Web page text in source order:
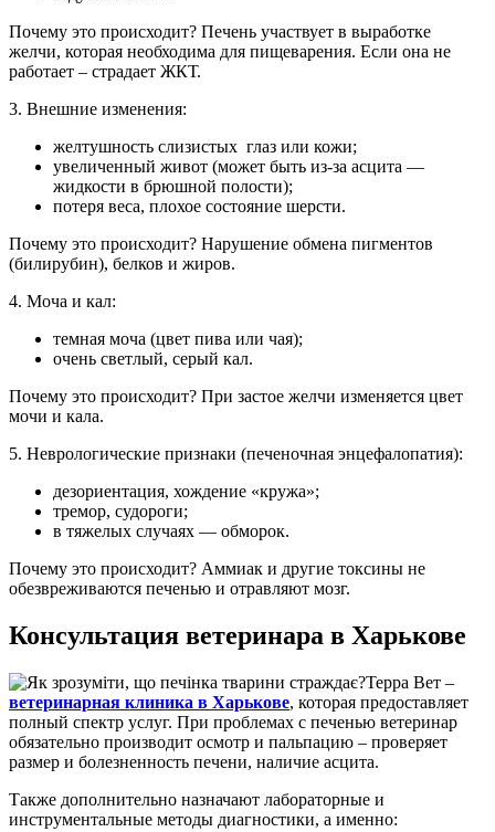
Почему это происходит? Печень участвует в выработке
желчи, которая необходима для пищеварения. Если она не
работает – страдает ЖКТ.
3. Внешние изменения:
желтушность слизистых глаз или кожи;
увеличенный живот (может быть из-за асцита —
жидкости в брюшной полости);
потеря веса, плохое состояние шерсти.
Почему это происходит? Нарушение обмена пигментов
(билирубин), белков и жиров.
4. Моча и кал:
темная моча (цвет пива или чая);
очень светлый, серый кал.
Почему это происходит? При застое желчи изменяется цвет
мочи и кала.
5. Неврологические признаки (печеночная энцефалопатия):
дезориентация, хождение «кружа»;
тремор, судороги;
в тяжелых случаях — обморок.
Почему это происходит? Аммиак и другие токсины не
обезвреживаются печенью и отравляют мозг.
Консультация ветеринара в Харькове
Терра Вет –
ветеринарная клиника в Харькове, которая предоставляет
полный спектр услуг. При проблемах с печенью ветеринар
обязательно производит осмотр и пальпацию – проверяет
размер и болезненность печени, наличие асцита.
Также дополнительно назначают лабораторные и
инструментальные методы диагностики, а именно: